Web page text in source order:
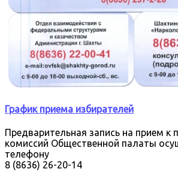
График приема избирателей
Предварительная запись на прием к
комиссий Общественной палаты
телефону
8 (8636) 26-20-14